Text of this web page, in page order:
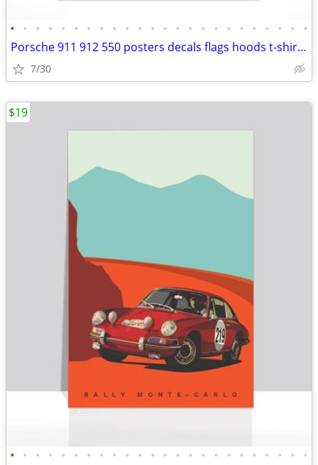
• • • • • • • • • • • • • • • • • • • • • • • •
Porsche 911 912 550 posters decals flags hoods t-shirts caps
7/30
• • • • • • • • • • • • • • • • • • • • • • • •
$19